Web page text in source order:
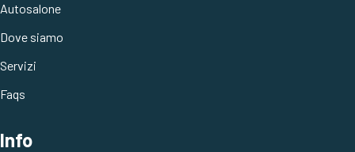
Autosalone
Dove siamo
Servizi
Faqs
Info